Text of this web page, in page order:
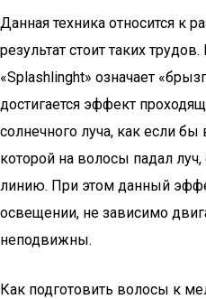
Данная техника относится к
результат стоит таких
«Splashlinght» означает
достигается эффект
солнечного луча, как если
которой на волосы падал
линию. При этом данный
освещении, не зависимо
неподвижны.
Как подготовить волосы к